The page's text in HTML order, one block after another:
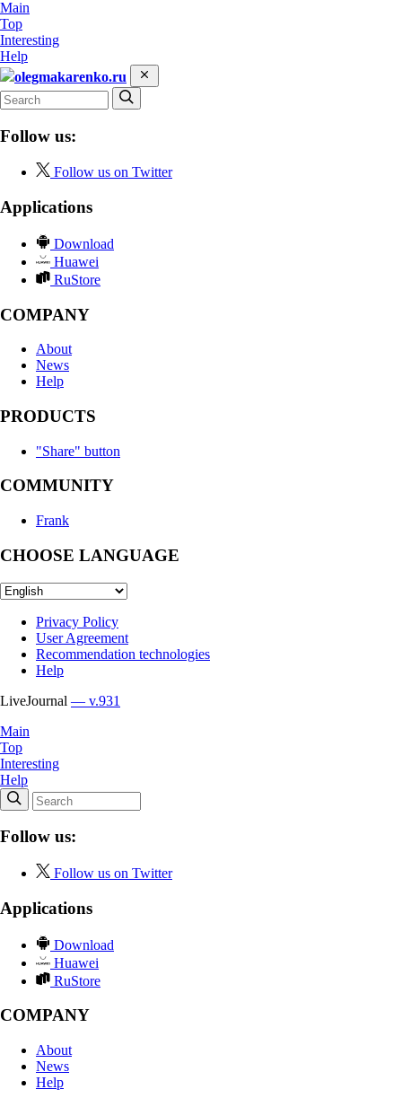
Main
Top
Interesting
Help
olegmakarenko.ru
Follow us:
Follow us on Twitter
Applications
Download
Huawei
RuStore
COMPANY
About
News
Help
PRODUCTS
"Share" button
COMMUNITY
Frank
CHOOSE LANGUAGE
Privacy Policy
User Agreement
Recommendation technologies
Help
LiveJournal — v.931
Main
Top
Interesting
Help
Follow us:
Follow us on Twitter
Applications
Download
Huawei
RuStore
COMPANY
About
News
Help